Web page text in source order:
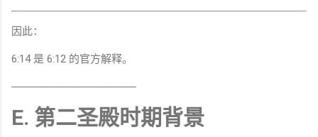
因此：
6:14 是 6:12 的官方解释。
────────────────
E. 第二圣殿时期背景